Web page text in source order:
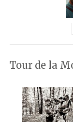
Tour de la